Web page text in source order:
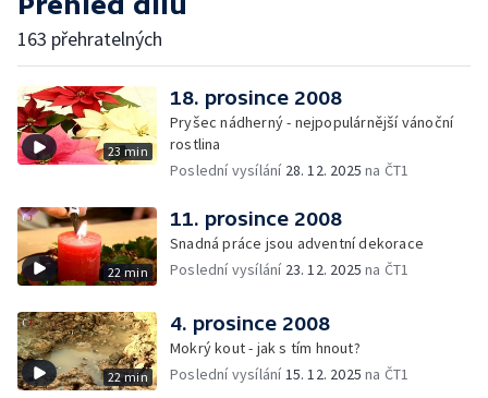
163 přehratelných
23 min
18. prosince 2008
Pryšec nádherný - nejpopulárnější vánoční
rostlina
Poslední vysílání 28. 12. 2025 na ČT1
22 min
11. prosince 2008
Snadná práce jsou adventní dekorace
Poslední vysílání 23. 12. 2025 na ČT1
22 min
4. prosince 2008
Mokrý kout - jak s tím hnout?
Poslední vysílání15. 12. 2025 na ČT1